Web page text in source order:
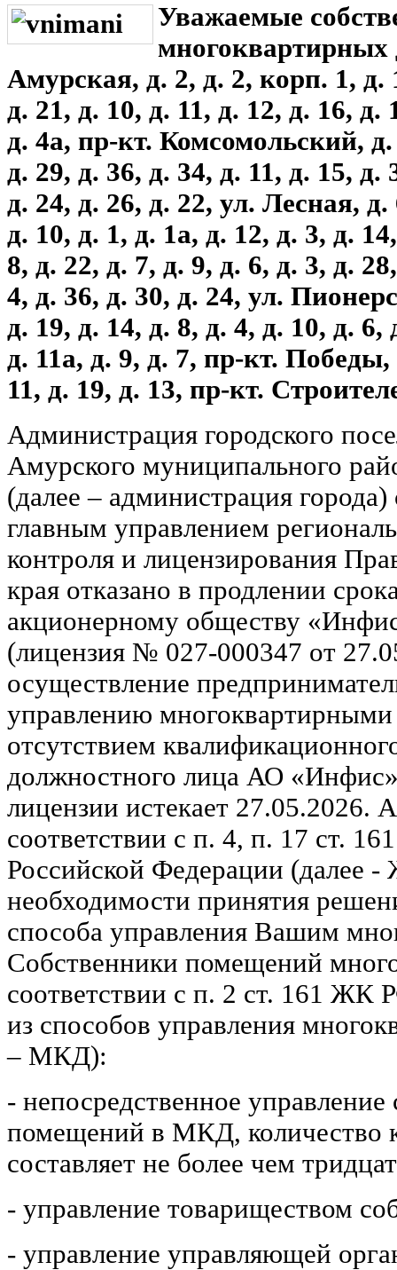
Уважаемые
многоквартирных
Амурская, д. 2, д. 2, корп. 1, д.
д. 21, д. 10, д. 11, д. 12, д. 16, д.
д. 4а, пр-кт. Комсомольский,
д. 29, д. 36, д. 34, д. 11, д. 15, д.
д. 24, д. 26, д. 22, ул. Лесная,
д. 10, д. 1, д. 1а, д. 12, д. 3, д.
8, д. 22, д. 7, д. 9, д. 6, д. 3, д.
4, д. 36, д. 30, д. 24, ул.
д. 19, д. 14, д. 8, д. 4, д. 10, д. 6,
д. 11а, д. 9, д. 7, пр-кт. Победы,
11, д. 19, д. 13, пр-кт.
Администрация городского
Амурского муниципального
(далее – администрация
главным управлением
контроля и лицензирования
края отказано в продлении
акционерному обществу
(лицензия № 027-000347 от
осуществление
управлению
отсутствием
должностного лица АО
лицензии истекает 27.05.2026.
соответствии с п. 4, п. 17 ст.
Российской Федерации (далее
необходимости принятия
способа управления Вашим
Собственники помещений
соответствии с п. 2 ст. 161 ЖК
из способов управления
– МКД):
- непосредственное
помещений в МКД, количество
составляет не более чем
- управление товариществом
- управление управляющей